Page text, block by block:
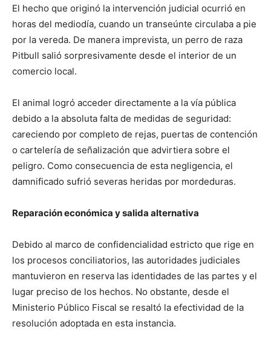
El hecho que originó la intervención judicial ocurrió en
horas del mediodía, cuando un transeúnte circulaba a pie
por la vereda. De manera imprevista, un perro de raza
Pitbull salió sorpresivamente desde el interior de un
comercio local.
El animal logró acceder directamente a la vía pública
debido a la absoluta falta de medidas de seguridad:
careciendo por completo de rejas, puertas de contención
o cartelería de señalización que advirtiera sobre el
peligro. Como consecuencia de esta negligencia, el
damnificado sufrió severas heridas por mordeduras.
Reparación económica y salida alternativa
Debido al marco de confidencialidad estricto que rige en
los procesos conciliatorios, las autoridades judiciales
mantuvieron en reserva las identidades de las partes y el
lugar preciso de los hechos. No obstante, desde el
Ministerio Público Fiscal se resaltó la efectividad de la
resolución adoptada en esta instancia.